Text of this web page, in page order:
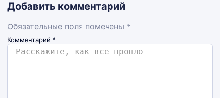
Добавить комментарий
Обязательные поля помечены *
Комментарий *